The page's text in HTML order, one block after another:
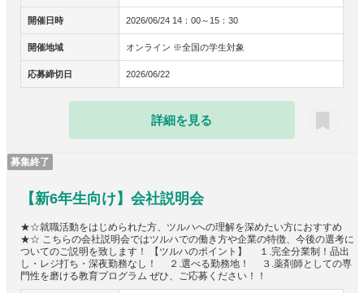
開催日時 2026/06/24 14：00～15：30
開催地域 オンライン ※全国の学生対象
応募締切日 2026/06/22
詳細を見る
募集終了
【新6年生向け】会社説明会
★☆就職活動をはじめられた方、ツルハへの理解を深めたい方におすすめ
★☆ こちらの会社説明会ではツルハでの働き方や企業の特徴、今後の選考に
ついてのご説明を致します！ 【ツルハのポイント】 １.完全分業制！品出
し・レジ打ち・深夜勤務なし！ ２.選べる勤務地！ ３.薬剤師としての専
門性を磨ける教育プログラム ぜひ、ご応募ください！！